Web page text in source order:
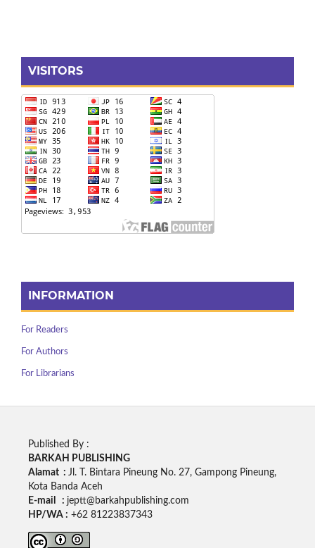
VISITORS
INFORMATION
For Readers
For Authors
For Librarians
Published By :
BARKAH PUBLISHING
Alamat : Jl. T. Bintara Pineung No. 27, Gampong Pineung,
Kota Banda Aceh
E-mail : jeptt@barkahpublishing.com
HP/WA : +62 81223837343